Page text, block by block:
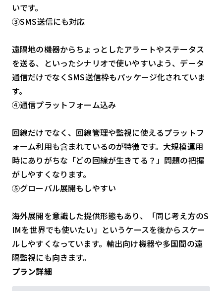
いです。
③SMS送信にも対応
遠隔地の機器からちょっとしたアラートやステータス
を送る、といったシナリオで使いやすいよう、データ
通信だけでなくSMS送信枠もパッケージ化されていま
す。
④通信プラットフォーム込み
回線だけでなく、回線管理や監視に使えるプラットフ
ォーム利用も含まれているのが特徴です。大規模運用
時にありがちな「どの回線が生きてる？」問題の把握
がしやすくなります。
⑤グローバル展開もしやすい
海外展開を意識した提供形態もあり、「同じ考え方のS
IMを世界でも使いたい」というケースを後からスケー
ルしやすくなっています。輸出向け機器や多国間の遠
隔監視にも向きます。
プラン詳細